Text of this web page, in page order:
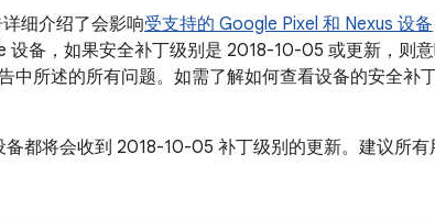
细介绍了会影响受支持的 Google Pixel 和 Nexus 设备
设备，如果安全补丁级别是 2018-10-05 或更新，则
中所述的所有问题。如需了解如何查看设备的安全补
备都将会收到 2018-10-05 补丁级别的更新。建议所